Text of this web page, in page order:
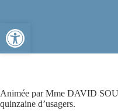
Ouvrir la barre d’outils
Animée par Mme DAVID
quinzaine d’usagers.